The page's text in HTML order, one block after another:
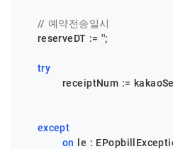
// 예약전송일시
    reserveDT :=
'';
try
receiptNum :=
except
on
le :